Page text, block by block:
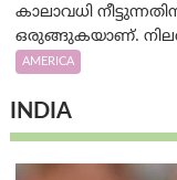
കാലാവധി
ഒരുങ്ങുകയാണ്.
AMERICA
INDIA